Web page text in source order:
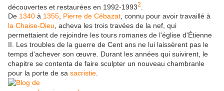
découvertes et restaurées en 1992-19932
De 1340 à 1355, Pierre de Cébazat, connu pour avoir travaillé à
la Chaise-Dieu, acheva les trois travées de la nef, qui
permettaient de rejoindre les tours romanes de l'église d'Étienne
II. Les troubles de la guerre de Cent ans ne lui laissèrent pas le
temps d'achever son œuvre. Durant les années qui suivirent, le
chapitre se contenta de faire sculpter un nouveau chambranle
pour la porte de sa sacristie.